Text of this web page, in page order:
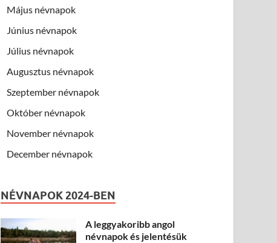
Május névnapok
Június névnapok
Július névnapok
Augusztus névnapok
Szeptember névnapok
Október névnapok
November névnapok
December névnapok
NÉVNAPOK 2024-BEN
A leggyakoribb angol
névnapok és jelentésük